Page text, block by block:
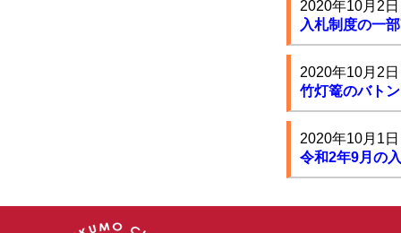
2020年10月2日
入札制度の一
2020年10月2日
竹灯篭のバト
2020年10月1日
令和2年9月の